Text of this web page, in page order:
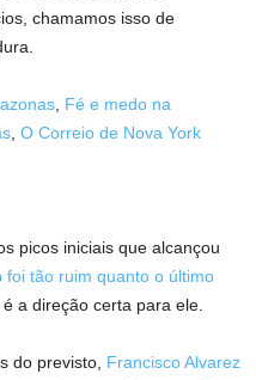
chamamos isso de
Fé e medo na
O Correio de Nova York
picos iniciais que alcançou
foi tão ruim quanto o último
a direção certa para ele.
do previsto, Francisco Alvarez